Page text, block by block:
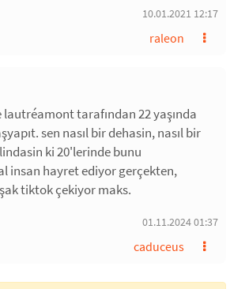
10.01.2021 12:17
raleon
lautréamont tarafından 22 yaşında
sen nasıl bir dehasin, nasıl bir
ki 20'lerinde bunu
insan hayret ediyor gerçekten,
tiktok çekiyor maks.
01.11.2024 01:37
caduceus